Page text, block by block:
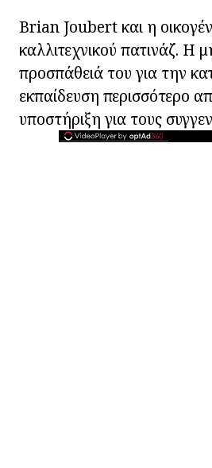
Brian Joubert και η
καλλιτεχνικού πατινάζ. Η
προσπάθειά του για την
εκπαίδευση περισσότερο
υποστήριξη για τους